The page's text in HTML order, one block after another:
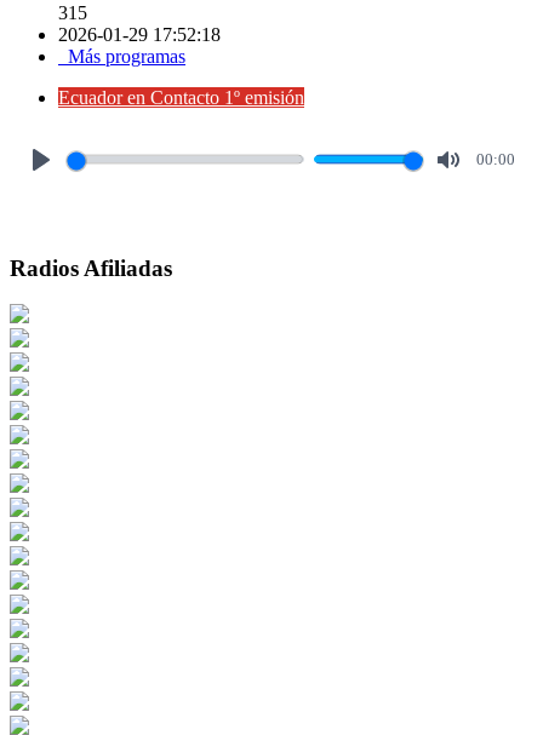
315
2026-01-29 17:52:18
Más programas
Ecuador en Contacto 1º emisión
00:00
Radios Afiliadas